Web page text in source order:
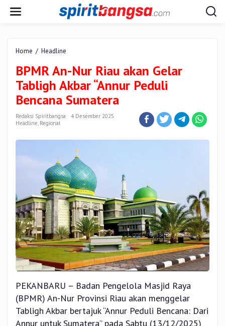
Home / Headline
Nur
Riau
akan
Gelar
Akbar
Sumatera
BPMR An-Nur Riau akan Gelar
Tabligh Akbar “Annur Peduli
Bencana Sumatera
Redaksi Spiritbangsa
4 Desember 2025
Headline, Regional
PEKANBARU – Badan Pengelola Masjid Raya
(BPMR) An-Nur Provinsi Riau akan menggelar
Tabligh Akbar bertajuk “Annur Peduli Bencana: Dari
Annur untuk Sumatera” pada Sabtu (13/12/2025)